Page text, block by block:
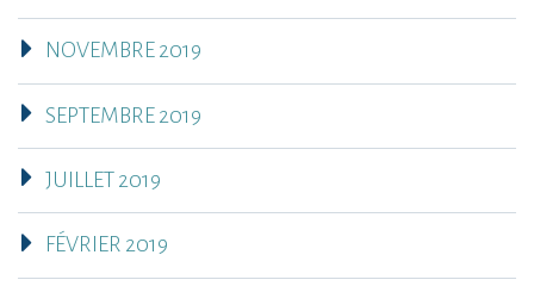
NOVEMBRE 2019
SEPTEMBRE 2019
JUILLET 2019
FÉVRIER 2019